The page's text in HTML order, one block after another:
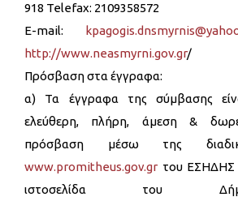
918 Telefax: 2109358572
E-mail:
http://www.neasmyrni.gov.gr/
Πρόσβαση στα έγγραφα:
α) Τα έγγραφα της σύμβασης
ελεύθερη, πλήρη, άμεση &
πρόσβαση μέσω της
www.promitheus.gov.gr του ΕΣΗΔΗΣ
ιστοσελίδα του